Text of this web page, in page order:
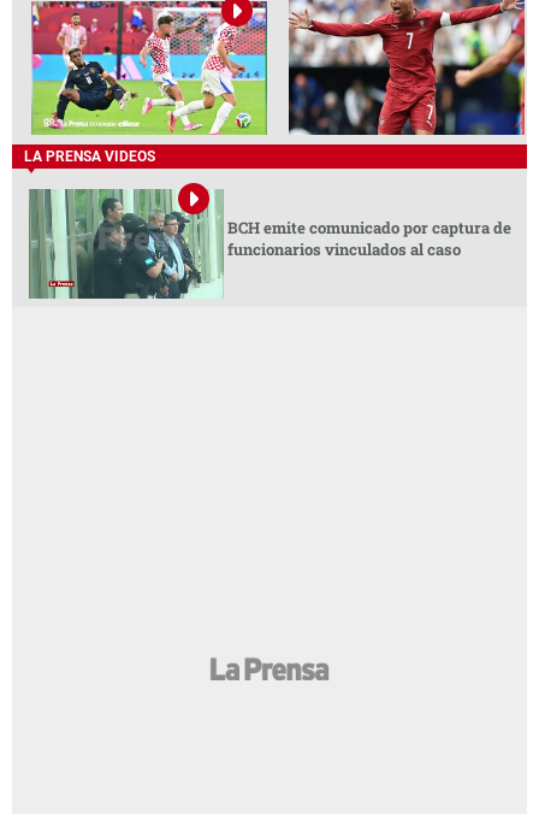
LA PRENSA VIDEOS
BCH emite comunicado por captura de
funcionarios vinculados al caso